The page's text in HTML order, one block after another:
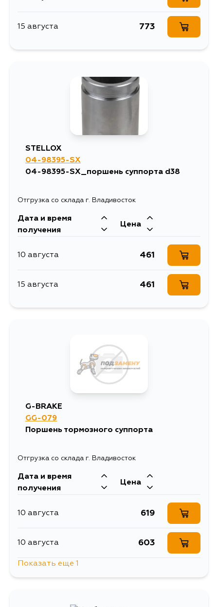
15 августа 773
STELLOX
04-98395-SX
04-98395-SX_поршень суппорта d38
Отгрузка со склада г. Владивосток
Дата и время
получения
Цена
10 августа 461
15 августа 461
G-BRAKE
GG-079
Поршень тормозного суппорта
Отгрузка со склада г. Владивосток
Дата и время
получения
Цена
10 августа 619
10 августа 603
Показать еще 1